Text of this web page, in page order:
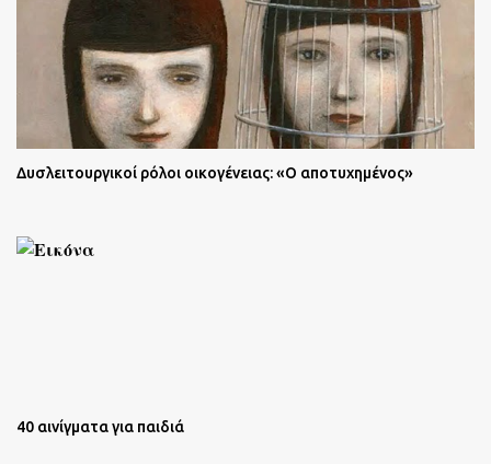
Δυσλειτουργικοί ρόλοι οικογένειας: «Ο αποτυχημένος»
40 αινίγματα για παιδιά